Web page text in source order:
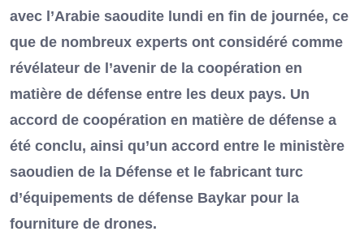
avec l’Arabie saoudite lundi en fin de journée, ce
que de nombreux experts ont considéré comme
révélateur de l’avenir de la coopération en
matière de défense entre les deux pays. Un
accord de coopération en matière de défense a
été conclu, ainsi qu’un accord entre le ministère
saoudien de la Défense et le fabricant turc
d’équipements de défense Baykar pour la
fourniture de drones.